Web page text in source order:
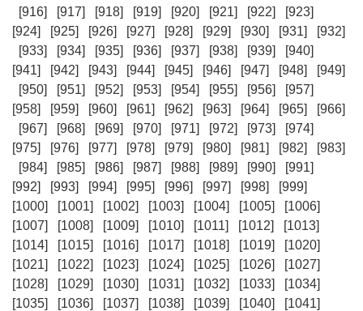
[916] [917] [918] [919] [920] [921] [922]
[923]
[924]
[925] [926] [927] [928] [929] [930] [931]
[932]
[933]
[934] [935] [936] [937] [938] [939]
[940]
[941]
[942] [943] [944] [945] [946] [947] [948]
[949]
[950]
[951] [952] [953] [954] [955] [956]
[957]
[958]
[959] [960] [961] [962] [963] [964] [965]
[966]
[967]
[968] [969] [970] [971] [972] [973]
[974]
[975]
[976] [977] [978] [979] [980] [981] [982]
[983]
[984]
[985] [986] [987] [988] [989] [990]
[991]
[992]
[993] [994] [995] [996] [997] [998]
[999]
[1000]
[1001] [1002] [1003] [1004] [1005]
[1006]
[1007]
[1008] [1009] [1010] [1011] [1012]
[1013]
[1014]
[1015] [1016] [1017] [1018] [1019]
[1020]
[1021]
[1022] [1023] [1024] [1025] [1026]
[1027]
[1028]
[1029] [1030] [1031] [1032] [1033]
[1034]
[1035]
[1036] [1037] [1038] [1039] [1040]
[1041]